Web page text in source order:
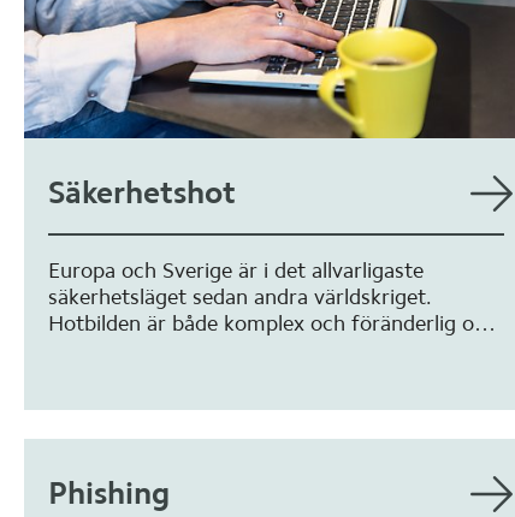
Säkerhetshot
Europa och Sverige är i det allvarligaste
säkerhetsläget sedan andra världskriget.
Hotbilden är både komplex och föränderlig och
Phishing